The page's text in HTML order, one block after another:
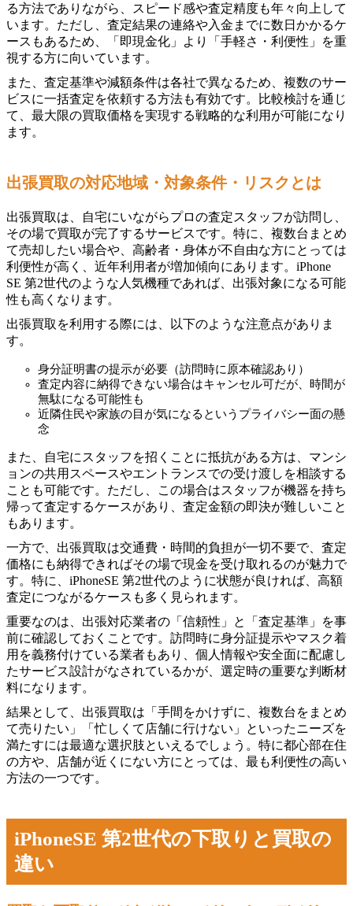
る方法でありながら、スピード感や査定精度も年々向上して
います。ただし、査定結果の連絡や入金までに数日かかるケ
ースもあるため、「即現金化」より「手軽さ・利便性」を重
視する方に向いています。
また、査定基準や減額条件は各社で異なるため、複数のサー
ビスに一括査定を依頼する方法も有効です。比較検討を通じ
て、最大限の買取価格を実現する戦略的な利用が可能になり
ます。
出張買取の対応地域・対象条件・リスクとは
出張買取は、自宅にいながらプロの査定スタッフが訪問し、
その場で買取が完了するサービスです。特に、複数台まとめ
て売却したい場合や、高齢者・身体が不自由な方にとっては
利便性が高く、近年利用者が増加傾向にあります。iPhone
SE 第2世代のような人気機種であれば、出張対象になる可能
性も高くなります。
出張買取を利用する際には、以下のような注意点がありま
す。
身分証明書の提示が必要（訪問時に原本確認あり）
査定内容に納得できない場合はキャンセル可だが、時間が
無駄になる可能性も
近隣住民や家族の目が気になるというプライバシー面の懸
念
また、自宅にスタッフを招くことに抵抗がある方は、マンシ
ョンの共用スペースやエントランスでの受け渡しを相談する
ことも可能です。ただし、この場合はスタッフが機器を持ち
帰って査定するケースがあり、査定金額の即決が難しいこと
もあります。
一方で、出張買取は交通費・時間的負担が一切不要で、査定
価格にも納得できればその場で現金を受け取れるのが魅力で
す。特に、iPhoneSE 第2世代のように状態が良ければ、高額
査定につながるケースも多く見られます。
重要なのは、出張対応業者の「信頼性」と「査定基準」を事
前に確認しておくことです。訪問時に身分証提示やマスク着
用を義務付けている業者もあり、個人情報や安全面に配慮し
たサービス設計がなされているかが、選定時の重要な判断材
料になります。
結果として、出張買取は「手間をかけずに、複数台をまとめ
て売りたい」「忙しくて店舗に行けない」といったニーズを
満たすには最適な選択肢といえるでしょう。特に都心部在住
の方や、店舗が近くにない方にとっては、最も利便性の高い
方法の一つです。
iPhoneSE 第2世代の下取りと買取の
違い